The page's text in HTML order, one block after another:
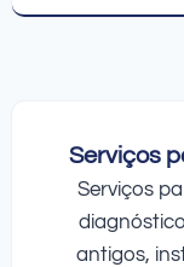
Serviços
Serviços
antigos,